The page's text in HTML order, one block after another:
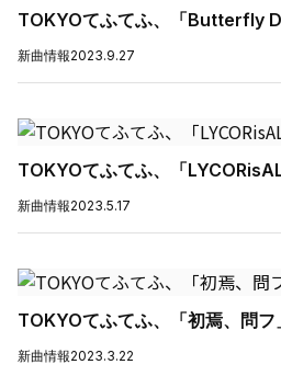
TOKYOてふてふ、「Butterfly
新曲情報2023.9.27
TOKYOてふてふ、「
新曲情報2023.5.17
TOKYOてふてふ、「初焉、問フ
新曲情報2023.3.22